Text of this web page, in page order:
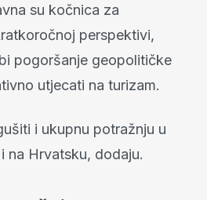
su kočnica za
perspektivi,
pogoršanje geopolitičke
utjecati na turizam.
i ukupnu potražnju u
na Hrvatsku, dodaju.